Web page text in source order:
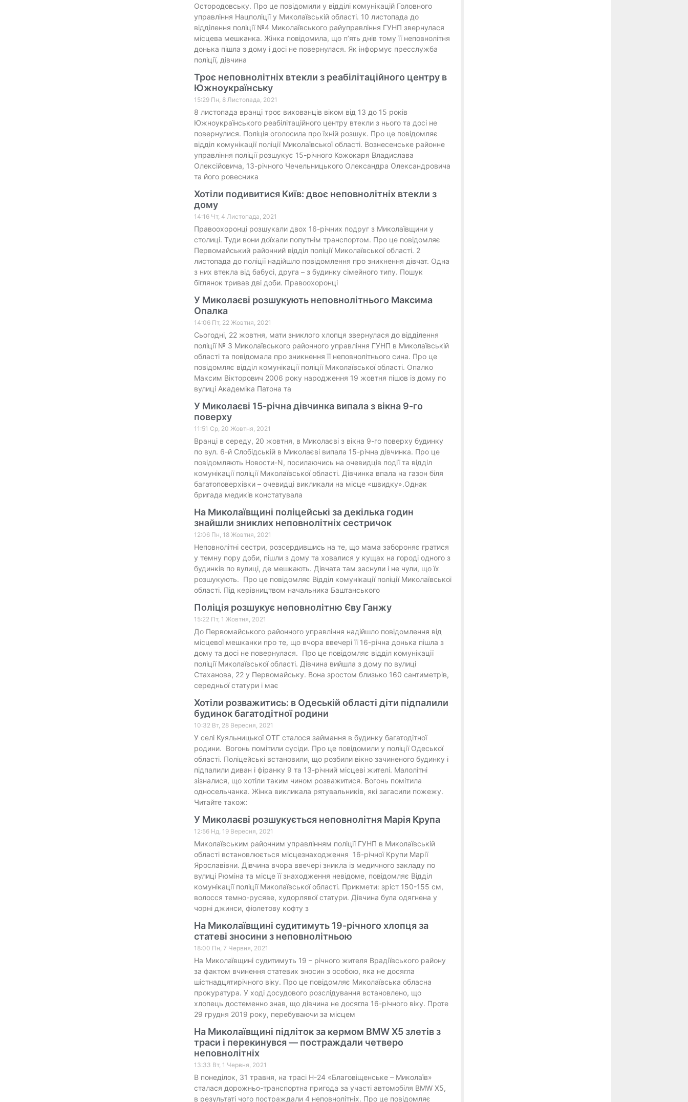
Остородовську. Про це повідомили у відділі комунікацій Головного
управління Нацполіції у Миколаївській області. 10 листопада до
відділення поліції №4 Миколаївського райуправління ГУНП звернулася
місцева мешканка. Жінка повідомила, що п’ять днів тому її неповнолітня
донька пішла з дому і досі не повернулася. Як інформує пресслужба
поліції, дівчина
Троє неповнолітніх втекли з реабілітаційного центру в
Южноукраїнську
15:29 Пн, 8 Листопада, 2021
8 листопада вранці троє вихованців віком від 13 до 15 років
Южноукраїнського реабілітаційного центру втекли з нього та досі не
повернулися. Поліція оголосила про їхній розшук. Про це повідомляє
відділ комунікації поліції Миколаївської області. Вознесенське районне
управління поліції розшукує 15-річного Кожокаря Владислава
Олексійовича, 13-річного Чечельницького Олександра Олександровича
та його ровесника
Хотіли подивитися Київ: двоє неповнолітніх втекли з
дому
14:16 Чт, 4 Листопада, 2021
Правоохоронці розшукали двох 16-річних подруг з Миколаївщини у
столиці. Туди вони доїхали попутнім транспортом. Про це повідомляє
Первомайський районний відділ поліції Миколаївської області. 2
листопада до поліції надійшло повідомлення про зникнення дівчат. Одна
з них втекла від бабусі, друга – з будинку сімейного типу. Пошук
біглянок тривав дві доби. Правоохоронці
У Миколаєві розшукують неповнолітнього Максима
Опалка
14:06 Пт, 22 Жовтня, 2021
Сьогодні, 22 жовтня, мати зниклого хлопця звернулася до відділення
поліції № 3 Миколаївського районного управління ГУНП в Миколаївській
області та повідомала про зникнення її неповнолітнього сина. Про це
повідомляє відділ комунікації поліції Миколаївської області. Опалко
Максим Вікторович 2006 року народження 19 жовтня пішов із дому по
вулиці Академіка Патона та
У Миколаєві 15-річна дівчинка випала з вікна 9-го
поверху
11:51 Ср, 20 Жовтня, 2021
Вранці в середу, 20 жовтня, в Миколаєві з вікна 9-го поверху будинку
по вул. 6-й Слобідській в Миколаєві випала 15-річна дівчинка. Про це
повідомляють Новости-N, посилаючись на очевидців події та відділ
комунікації поліції Миколаївської області. Дівчинка впала на газон біля
багатоповерхівки – очевидці викликали на місце «швидку».Однак
бригада медиків констатувала
На Миколаївщині поліцейські за декілька годин
знайшли зниклих неповнолітніх сестричок
12:06 Пн, 18 Жовтня, 2021
Неповнолітні сестри, розсердившись на те, що мама забороняє гратися
у темну пору доби, пішли з дому та ховалися у кущах на городі одного з
будинків по вулиці, де мешкають. Дівчата там заснули і не чули, що їх
розшукують. Про це повідомляє Відділ комунікації поліції Миколаївської
області. Під керівництвом начальника Баштанського
Поліція розшукує неповнолітню Єву Ганжу
15:22 Пт, 1 Жовтня, 2021
До Первомайського районного управління надійшло повідомлення від
місцевої мешканки про те, що вчора ввечері її 16-річна донька пішла з
дому та досі не повернулася. Про це повідомляє відділ комунікації
поліції Миколаївської області. Дівчина вийшла з дому по вулиці
Стаханова, 22 у Первомайську. Вона зростом близько 160 сантиметрів,
середньої статури і має
Хотіли розважитись: в Одеській області діти підпалили
будинок багатодітної родини
10:32 Вт, 28 Вересня, 2021
У селі Куяльницької ОТГ сталося займання в будинку багатодітної
родини. Вогонь помітили сусіди. Про це повідомили у поліції Одеської
області. Поліцейські встановили, що розбили вікно зачиненого будинку і
підпалили диван і фіранку 9 та 13-річний місцеві жителі. Малолітні
зізналися, що хотіли таким чином розважитися. Вогонь помітила
односельчанка. Жінка викликала рятувальників, які загасили пожежу.
Читайте також:
У Миколаєві розшукується неповнолітня Марія Крупа
12:56 Нд, 19 Вересня, 2021
Миколаївським районним управлінням поліції ГУНП в Миколаївській
області встановлюється місцезнаходження 16-річної Крупи Марії
Ярославівни. Дівчина вчора ввечері зникла із медичного закладу по
вулиці Рюміна та місце її знаходження невідоме, повідомляє Відділ
комунікації поліції Миколаївської області. Прикмети: зріст 150-155 см,
волосся темно-русяве, худорлявої статури. Дівчина була одягнена у
чорні джинси, фіолетову кофту з
На Миколаївщині судитимуть 19-річного хлопця за
статеві зносини з неповнолітньою
18:00 Пн, 7 Червня, 2021
На Миколаївщині судитимуть 19 – річного жителя Врадіївського району
за фактом вчинення статевих зносин з особою, яка не досягла
шістнадцятирічного віку. Про це повідомляє Миколаївська обласна
прокуратура. У ході досудового розслідування встановлено, що
хлопець достеменно знав, що дівчина не досягла 16-річного віку. Проте
29 грудня 2019 року, перебуваючи за місцем
На Миколаївщині підліток за кермом BMW X5 злетів з
траси і перекинувся — постраждали четверо
неповнолітніх
13:33 Вт, 1 Червня, 2021
В понеділок, 31 травня, на трасі Н-24 «Благовіщенське – Миколаїв»
сталася дорожньо-транспортна пригода за участі автомобіля BMW X5,
в результаті чого постраждали 4 неповнолітніх. Про це повідомляє